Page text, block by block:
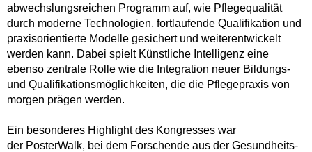
abwechslungsreichen Programm auf, wie Pflegequalität
durch moderne Technologien, fortlaufende Qualifikation und
praxisorientierte Modelle gesichert und weiterentwickelt
werden kann. Dabei spielt Künstliche Intelligenz eine
ebenso zentrale Rolle wie die Integration neuer Bildungs-
und Qualifikationsmöglichkeiten, die die Pflegepraxis von
morgen prägen werden.
Ein besonderes Highlight des Kongresses war
der PosterWalk, bei dem Forschende aus der Gesundheits-